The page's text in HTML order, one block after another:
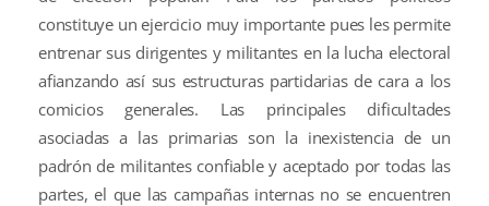
constituye un ejercicio muy importante pues les permite
entrenar sus dirigentes y militantes en la lucha electoral
afianzando así sus estructuras partidarias de cara a los
comicios generales. Las principales dificultades
asociadas a las primarias son la inexistencia de un
padrón de militantes confiable y aceptado por todas las
partes, el que las campañas internas no se encuentren